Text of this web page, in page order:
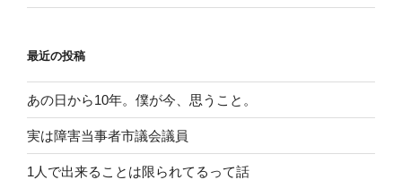
最近の投稿
あの日から10年。僕が今、思うこと。
実は障害当事者市議会議員
1人で出来ることは限られてるって話